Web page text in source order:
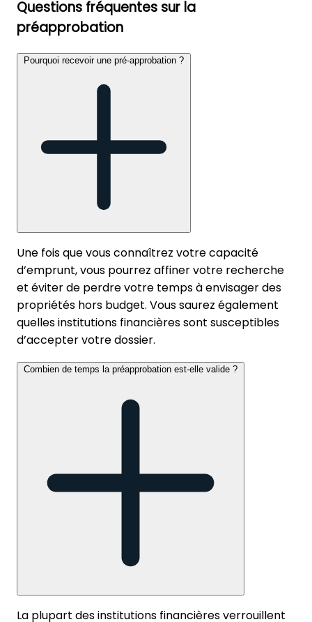
Questions fréquentes sur la
préapprobation
Pourquoi recevoir une pré-approbation ?
Une fois que vous connaîtrez votre capacité
d’emprunt, vous pourrez affiner votre recherche
et éviter de perdre votre temps à envisager des
propriétés hors budget. Vous saurez également
quelles institutions financières sont susceptibles
d’accepter votre dossier.
Combien de temps la préapprobation est-elle valide ?
La plupart des institutions financières verrouillent